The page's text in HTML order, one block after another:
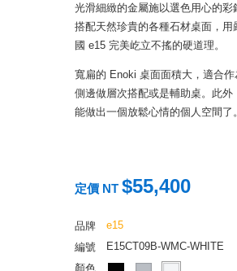
光滑細緻的金屬施以選色用心的
搭配天然珍貴的各種石材桌面，
國 e15 完美屹立不搖的硬道理。
寬扁的 Enoki 桌面面積大，適合
側邊做層次搭配或是輔助桌。此
能做出一個放鬆心情的個人空間了。
定價 NT $55,400
品牌
e15
編號
E15CT09B-WMC-WHITE
顏色